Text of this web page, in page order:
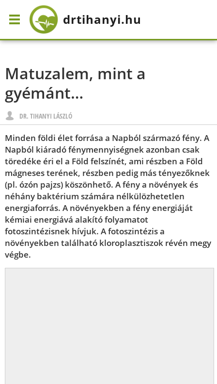
drtihanyi.hu
Matuzalem, mint a
gyémánt…
DR. TIHANYI LÁSZLÓ
Minden földi élet forrása a Napból származó fény. A
Napból kiáradó fénymennyiségnek azonban csak
töredéke éri el a Föld felszínét, ami részben a Föld
mágneses terének, részben pedig más tényezőknek
(pl. ózón pajzs) köszönhető. A fény a növények és
néhány baktérium számára nélkülözhetetlen
energiaforrás. A növényekben a fény energiáját
kémiai energiává alakító folyamatot
fotoszintézisnek hívjuk. A fotoszintézis a
növényekben található kloroplasztiszok révén megy
végbe.